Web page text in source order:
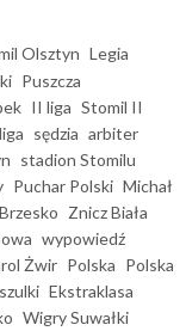
Olsztyn Legia
Puszcza
II liga Stomil II
sędzia arbiter
stadion Stomilu
Puchar Polski Michał
Znicz Biała
wypowiedź
Żwir Polska Polska
Ekstraklasa
Wigry Suwałki